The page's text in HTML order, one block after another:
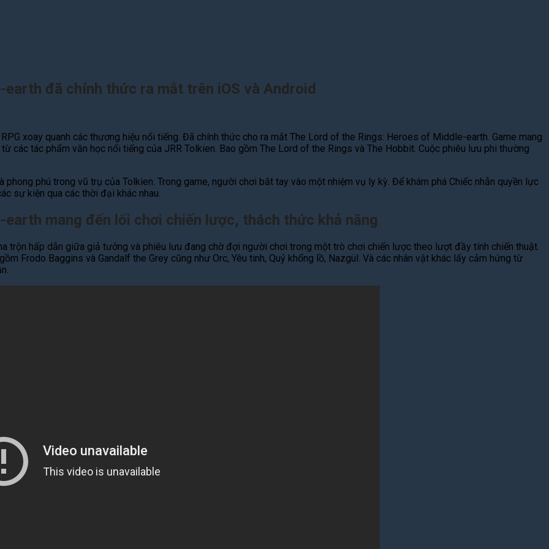
đã chính thức ra mắt trên iOS và Android
xoay quanh các thương hiệu nổi tiếng. Đã chính thức cho ra mắt The Lord of the Rings: Heroes of Middle-earth. Game mang
các tác phẩm văn học nổi tiếng của JRR Tolkien. Bao gồm The Lord of the Rings và The Hobbit. Cuộc phiêu lưu phi thường
phú trong vũ trụ của Tolkien. Trong game, người chơi bắt tay vào một nhiệm vụ ly kỳ. Để khám phá Chiếc nhẫn quyền lực
sự kiện qua các thời đại khác nhau.
mang đến lối chơi chiến lược, thách thức khả năng
trộn hấp dẫn giữa giả tưởng và phiêu lưu đang chờ đợi người chơi trong một trò chơi chiến lược theo lượt đầy tính chiến thuật.
Frodo Baggins và Gandalf the Grey cũng như Orc, Yêu tinh, Quỷ khổng lồ, Nazgül. Và các nhân vật khác lấy cảm hứng từ